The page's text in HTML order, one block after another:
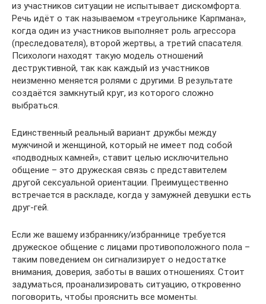
из участников ситуации не испытывает дискомфорта.
Речь идёт о так называемом «треугольнике Карпмана»,
когда один из участников выполняет роль агрессора
(преследователя), второй жертвы, а третий спасателя.
Психологи находят такую модель отношений
деструктивной, так как каждый из участников
неизменно меняется ролями с другими. В результате
создаётся замкнутый круг, из которого сложно
выбраться.
Единственный реальный вариант дружбы между
мужчиной и женщиной, который не имеет под собой
«подводных камней», ставит целью исключительно
общение – это дружеская связь с представителем
другой сексуальной ориентации. Преимущественно
встречается в раскладе, когда у замужней девушки есть
друг-гей.
Если же вашему избраннику/избраннице требуется
дружеское общение с лицами противоположного пола –
таким поведением он сигнализирует о недостатке
внимания, доверия, заботы в ваших отношениях. Стоит
задуматься, проанализировать ситуацию, откровенно
поговорить, чтобы прояснить все моменты.